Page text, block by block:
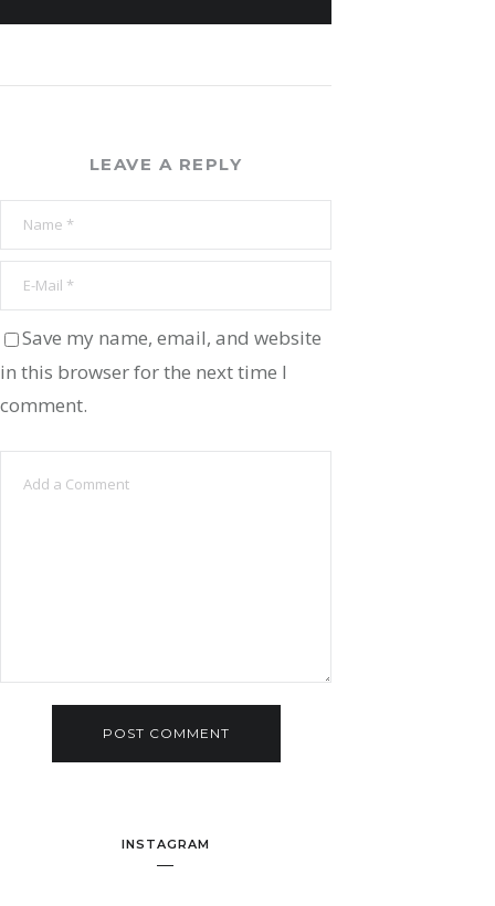
LEAVE A REPLY
Save my name, email, and website
in this browser for the next time I
comment.
INSTAGRAM